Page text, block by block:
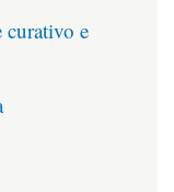
curativo e